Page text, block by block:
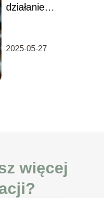
działanie
i porady
2025-05-27
więcej